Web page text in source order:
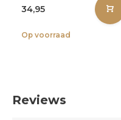
34,95
Op voorraad
Reviews